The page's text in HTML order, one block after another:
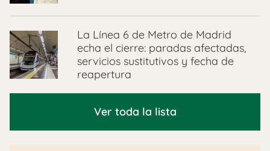
La Línea 6 de Metro de Madrid
echa el cierre: paradas afectadas,
servicios sustitutivos y fecha de
reapertura
Ver toda la lista